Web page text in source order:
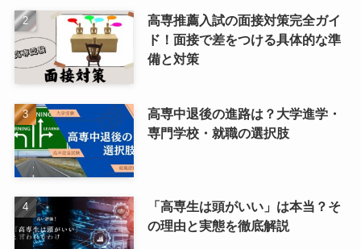
高専推薦入試の面接対策完全ガイ
ド！面接で差をつける具体的な準
備と対策
高専中退後の進路は？大学進学・
専門学校・就職の選択肢
「高専生は頭がいい」は本当？そ
の理由と実態を徹底解説